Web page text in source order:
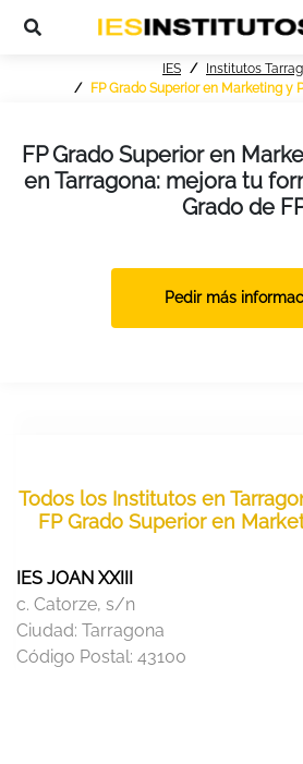
IES
Institutos
FP Grado Superior en Marketing y
FP Grado Superior en
en Tarragona: mejora tu
Grado de
Pedir más
Todos los Institutos en
FP Grado Superior en
IES JOAN XXIII
c. Catorze, s/n
Ciudad: Tarragona
Código Postal: 43100